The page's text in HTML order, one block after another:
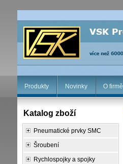
Produkty Novinky O firmě
Katalog zboží
Pneumatické prvky SMC
Šroubení
Rychlospojky a spojky